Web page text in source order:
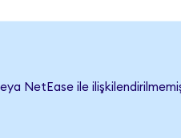
NetEase ile